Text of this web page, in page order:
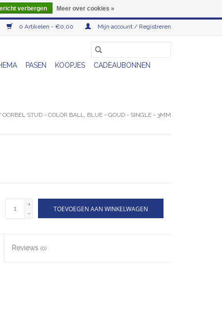
0 Artikelen - €0,00 Mijn account / Registreren
PASEN KOOPJES
CADEAUBONNEN
OORBEL STUD - COLOR BALL, BLUE - GOUD - SINGLE - 3MM
+
-
TOEVOEGEN AAN WINKELWAGEN
Reviews(0)
verbergen Meer over cookies »